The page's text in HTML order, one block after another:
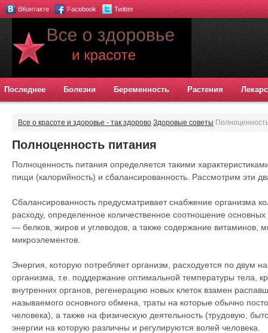
ВКонтакте Facebook Twitter
Последнее Болезни Беременность Растения
Все о красоте и здоровье - так здорово Здоровые советы
Полноценность питания
Полноценность питания определяется такими
пищи (калорийность) и сбалансированность. Рассмотрим эти
Сбалансированность предусматривает снабжение организма
расходу, определенное количественное соотношение
— белков, жиров и углеводов, а также содержание витаминов,
микроэлементов.
Энергия, которую потребляет организм, расходуется по двум
организма, т.е. поддержание оптимальной температуры тела,
внутренних органов, регенерацию новых клеток взамен
называемого основного обмена, траты на которые обычно
человека), а также на физическую деятельность (трудовую,
энергии на которую различны и регулируются волей человека.